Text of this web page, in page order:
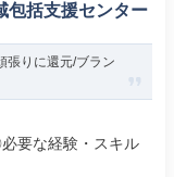
包括支援センター
張りに還元/ブラン
要な経験・スキル